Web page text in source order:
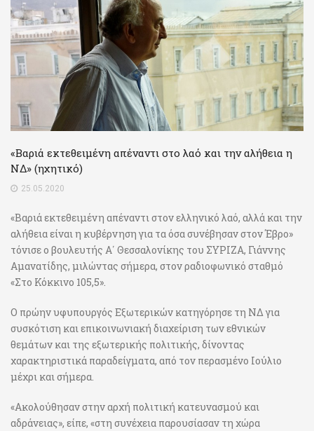
«Βαριά εκτεθειμένη απέναντι στο λαό και την αλήθεια η
ΝΔ» (ηχητικό)
25.05.2020
«Βαριά εκτεθειμένη απέναντι στον ελληνικό λαό, αλλά και την
αλήθεια είναι η κυβέρνηση για τα όσα συνέβησαν στον Έβρο»
τόνισε ο βουλευτής Α΄ Θεσσαλονίκης του ΣΥΡΙΖΑ, Γιάννης
Αμανατίδης, μιλώντας σήμερα, στον ραδιοφωνικό σταθμό
«Στο Κόκκινο 105,5».
Ο πρώην υφυπουργός Εξωτερικών κατηγόρησε τη ΝΔ για
συσκότιση και επικοινωνιακή διαχείριση των εθνικών
θεμάτων και της εξωτερικής πολιτικής, δίνοντας
χαρακτηριστικά παραδείγματα, από τον περασμένο Ιούλιο
μέχρι και σήμερα.
«Ακολούθησαν στην αρχή πολιτική κατευνασμού και
αδράνειας», είπε, «στη συνέχεια παρουσίασαν τη χώρα